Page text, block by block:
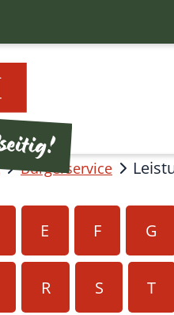
Bürgerservice
E F G
R S T